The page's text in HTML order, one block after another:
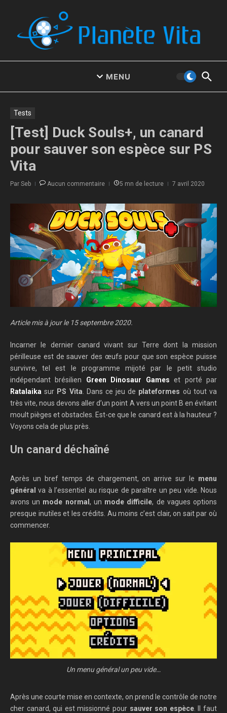
MENU
Tests
[Test] Duck Souls+, un canard
pour sauver son espèce sur PS
Vita
Par Seb Aucun commentaire 5 mn de lecture 7 avril 2020
Article mis à jour le 15 septembre 2020.
Incarner le dernier canard vivant sur Terre dont la mission
périlleuse est de sauver des œufs pour que son espèce puisse
survivre, tel est le programme mijoté par le petit studio
indépendant brésilien Green Dinosaur Games et porté par
Ratalaika sur PS Vita . Dans ce jeu de plateformes où tout va
très vite, nous devons aller d’un point A vers un point B en évitant
moult pièges et obstacles. Est-ce que le canard est à la hauteur ?
Voyons cela de plus près.
Un canard déchaîné
Après un bref temps de chargement, on arrive sur le menu
général va à l’essentiel au risque de paraître un peu vide. Nous
avons un mode normal , un mode difficile, de vagues options
presque inutiles et les crédits. Au moins c’est clair, on sait par où
commencer.
Un menu général un peu vide…
Après une courte mise en contexte, on prend le contrôle de notre
cher canard, qui est missionné pour sauver son espèce. Il faut